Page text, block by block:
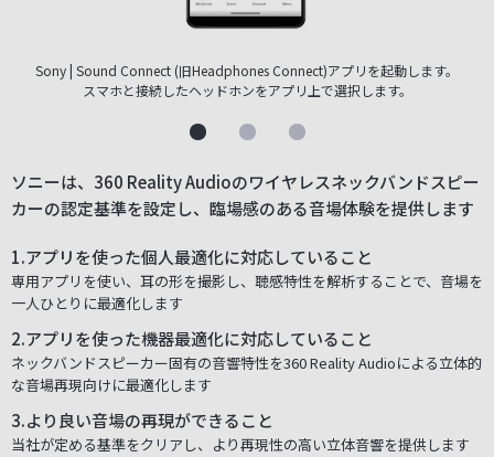
Sony | Sound Connect (旧Headphones Connect)アプリを起動します。
スマホと接続したヘッドホンをアプリ上で選択します。
ソニーは、360 Reality Audioのワイヤレスネックバンドスピー
カーの認定基準を設定し、臨場感のある音場体験を提供します
1.アプリを使った個人最適化に対応していること
専用アプリを使い、耳の形を撮影し、聴感特性を解析することで、音場を
一人ひとりに最適化します
2.アプリを使った機器最適化に対応していること
ネックバンドスピーカー固有の音響特性を360 Reality Audioによる立体的
な音場再現向けに最適化します
3.より良い音場の再現ができること
当社が定める基準をクリアし、より再現性の高い立体音響を提供します